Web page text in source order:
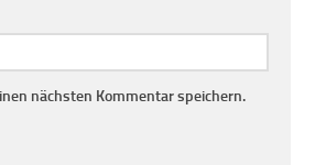
nächsten Kommentar speichern.